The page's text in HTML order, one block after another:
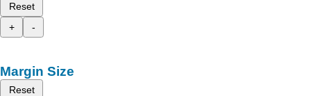
Reset
+
-
Margin Size
Reset